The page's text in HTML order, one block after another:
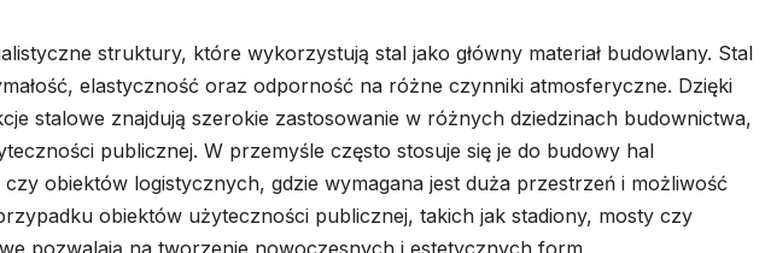
struktury, które wykorzystują stal jako główny materiał budowlany. Stal
elastyczność oraz odporność na różne czynniki atmosferyczne. Dzięki
stalowe znajdują szerokie zastosowanie w różnych dziedzinach budownictwa,
publicznej. W przemyśle często stosuje się je do budowy hal
obiektów logistycznych, gdzie wymagana jest duża przestrzeń i możliwość
obiektów użyteczności publicznej, takich jak stadiony, mosty czy